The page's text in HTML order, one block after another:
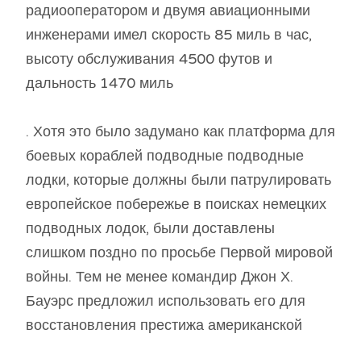
радиооператором и двумя авиационными
инженерами имел скорость 85 миль в час,
высоту обслуживания 4500 футов и
дальность 1470 миль
. Хотя это было задумано как платформа для
боевых кораблей подводные подводные
лодки, которые должны были патрулировать
европейское побережье в поисках немецких
подводных лодок, были доставлены
слишком поздно по просьбе Первой мировой
войны. Тем не менее командир Джон Х.
Бауэрс предложил использовать его для
восстановления престижа американской